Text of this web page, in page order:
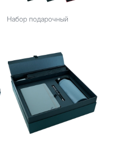
Набор подарочный